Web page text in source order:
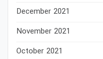
December 2021
November 2021
October 2021